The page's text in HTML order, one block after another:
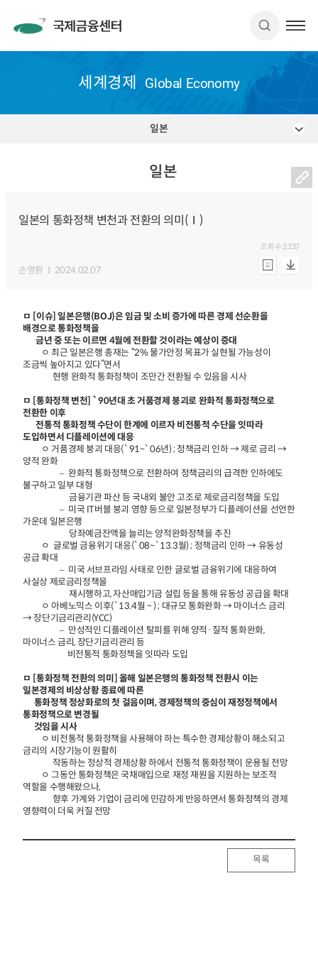
세계경제 Global Economy
일본
일본
일본의 통화정책 변천과 전환의 의미(Ⅰ)
손영환 2024.02.07
조회수2,237
ㅁ [이슈] 일본은행(BOJ)은 임금 및 소비 증가에 따른 경제 선순환을
배경으로 통화정책을
금년 중 또는 이르면 4월에 전환할 것이라는 예상이 증대
ㅇ 최근 일본은행 총재는 “2% 물가안정 목표가 실현될 가능성이
조금씩 높아지고 있다”면서
현행 완화적 통화정책이 조만간 전환될 수 있음을 시사
ㅁ [통화정책 변천] `90년대 초 거품경제 붕괴로 완화적 통화정책으로
전환한 이후
전통적 통화정책 수단이 한계에 이르자 비전통적 수단을 잇따라
도입하면서 디플레이션에 대응
ㅇ 거품경제 붕괴 대응(`91~`06년) ; 정책금리 인하 → 제로 금리 →
양적 완화
– 완화적 통화정책으로 전환하여 정책금리의 급격한 인하에도
불구하고 일부 대형
금융기관 파산 등 국내외 불안 고조로 제로금리정책을 도입
– 미국 IT버블 붕괴 영향 등으로 일본정부가 디플레이션을 선언한
가운데 일본은행
당좌예금잔액을 늘리는 양적완화정책을 추진
ㅇ 글로벌 금융위기 대응(`08~`13.3월) ; 정책금리 인하 → 유동성
공급 확대
– 미국 서브프라임 사태로 인한 글로벌 금융위기에 대응하여
사실상 제로금리정책을
재시행하고, 자산매입기금 설립 등을 통해 유동성 공급을 확대
ㅇ 아베노믹스 이후(`13.4월 ~ ) ; 대규모 통화완화 → 마이너스 금리
→ 장단기금리관리(YCC)
– 만성적인 디플레이션 탈피를 위해 양적·질적 통화완화,
마이너스 금리, 장단기금리관리 등
비전통적 통화정책을 잇따라 도입
ㅁ [통화정책 전환의 의미] 올해 일본은행의 통화정책 전환시 이는
일본경제의 비상상황 종료에 따른
통화정책 정상화로의 첫 걸음이며, 경제정책의 중심이 재정정책에서
통화정책으로 변경될
것임을 시사
ㅇ 비전통적 통화정책을 사용해야 하는 특수한 경제상황이 해소되고
금리의 시장기능이 원활히
작동하는 정상적 경제상황 하에서 전통적 통화정책이 운용될 전망
ㅇ 그동안 통화정책은 국채매입으로 재정 재원을 지원하는 보조적
역할을 수행해왔으나,
향후 가계와 기업이 금리에 민감하게 반응하면서 통화정책의 경제
영향력이 더욱 커질 전망
목록